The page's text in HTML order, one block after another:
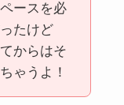
ースを必
たけど
からはそ
ゃうよ！